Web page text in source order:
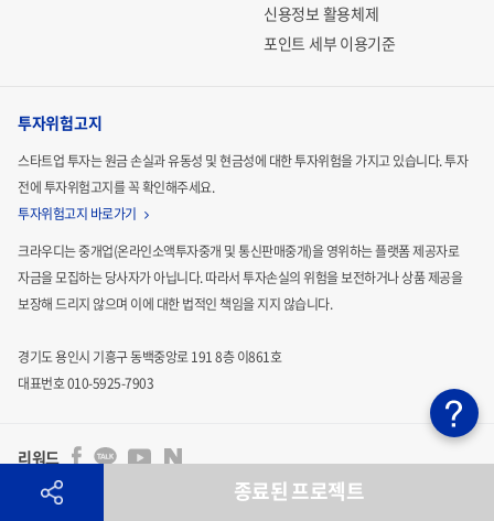
종료된 프로젝트
신용정보 활용체제
포인트 세부 이용기준
투자위험고지
스타트업 투자는 원금 손실과 유동성 및 현금성에 대한 투자위험을 가지고 있습니다.투자
전에 투자위험고지를 꼭 확인해주세요.
투자위험고지 바로가기
크라우디는 중개업(온라인소액투자중개 및 통신판매중개)을 영위하는 플랫폼 제공자로
자금을 모집하는당사자가 아닙니다. 따라서 투자손실의 위험을 보전하거나 상품 제공을
보장해 드리지 않으며 이에 대한 법적인 책임을 지지 않습니다.
경기도 용인시 기흥구 동백중앙로 191 8층 이861호
대표번호 010-5925-7903
리워드
투자